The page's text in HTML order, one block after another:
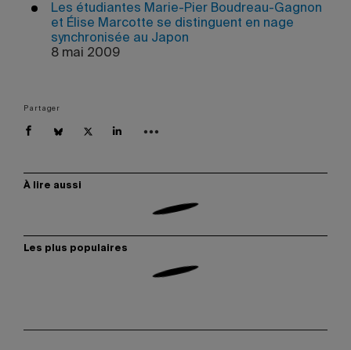
Les étudiantes Marie-Pier Boudreau-Gagnon
et Élise Marcotte se distinguent en nage
synchronisée au Japon
8 mai 2009
Partager
À lire aussi
Les plus populaires